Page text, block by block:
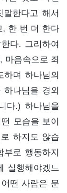
한다고 해서
, 한 번 더 한다
다. 그리하여
마음속으로 죄
하며 하나님의
나님을 경외
다.) 하나님을
모습을 보이
하지도 않습
부로 행동하지
실행해야겠느
떤 사람은 문